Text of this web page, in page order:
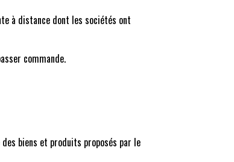
à distance dont les sociétés ont
commande.
biens et produits proposés par le